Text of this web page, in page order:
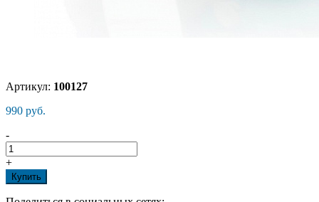
Артикул: 100127
990 руб.
-
+
Купить